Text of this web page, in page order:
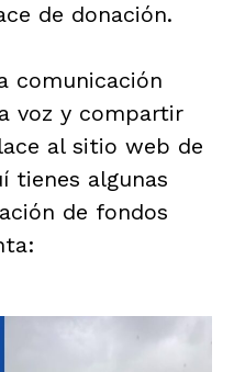
de donación.
comunicación
voz y compartir
al sitio web de
tienes algunas
de fondos